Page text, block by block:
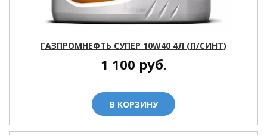
ГАЗПРОМНЕФТЬ СУПЕР 10W40 4Л (П/СИНТ)
1 100 руб.
В КОРЗИНУ